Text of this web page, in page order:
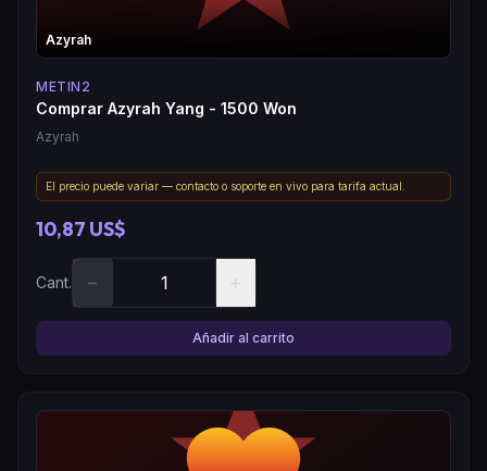
Azyrah
METIN2
Comprar Azyrah Yang - 1500 Won
Azyrah
El precio puede variar — contacto o soporte en vivo para tarifa actual.
10,87 US$
Cant. − +
Añadir al carrito